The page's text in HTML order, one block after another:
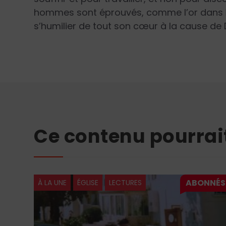
hommes sont éprouvés, comme l’or dans
s’humilier de tout son cœur à la cause de
Ce contenu
À LA UNE ÉGLISE LECTURES